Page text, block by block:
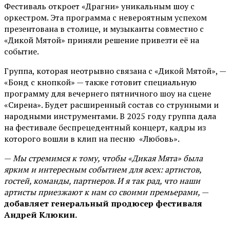
Фестиваль откроет «Драгни» уникальным шоу с
оркестром. Эта программа с невероятным успехом
презентована в столице, и музыканты совместно с
«Дикой Мятой» приняли решение привезти её на
событие.
Группа, которая неотрывно связана с «Дикой Мятой», —
«Бонд с кнопкой» — также готовит специальную
программу для вечернего пятничного шоу на сцене
«Сирена». Будет расширенный состав со струнными и
народными инструментами. В 2025 году группа дала
на фестивале беспрецедентный концерт, кадры из
которого вошли в клип на песню «Любовь».
—Мы стремимся к тому, чтобы «Дикая Мята» была
ярким и интересным событием для всех: артистов,
гостей, команды, партнеров. И я так рад, что наши
артисты приезжают к нам со своими премьерами, —
добавляет генеральный продюсер фестиваля
Андрей Клюкин.